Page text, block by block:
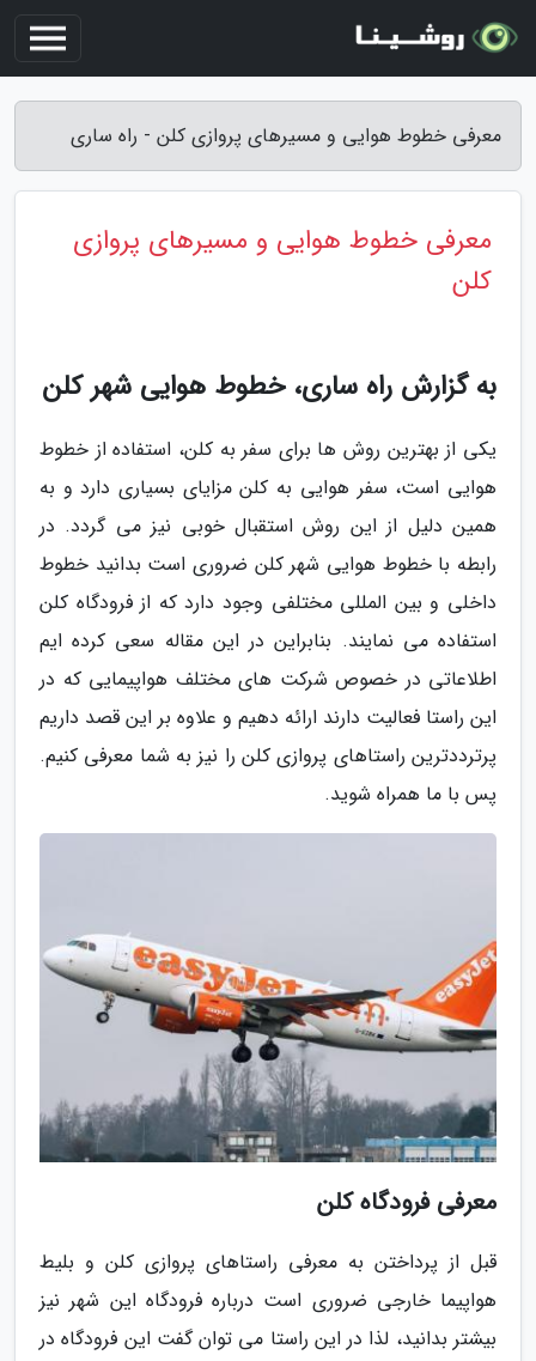
معرفی خطوط هوایی و مسیرهای پروازی کلن - راه ساری
معرفی خطوط هوایی و مسیرهای پروازی
کلن
به گزارش راه ساری، خطوط هوایی شهر کلن
یکی از بهترین روش ها برای سفر به کلن، استفاده از خطوط
هوایی است، سفر هوایی به کلن مزایای بسیاری دارد و به
همین دلیل از این روش استقبال خوبی نیز می گردد. در
رابطه با خطوط هوایی شهر کلن ضروری است بدانید خطوط
داخلی و بین المللی مختلفی وجود دارد که از فرودگاه کلن
استفاده می نمایند. بنابراین در این مقاله سعی کرده ایم
اطلاعاتی در خصوص شرکت های مختلف هواپیمایی که در
این راستا فعالیت دارند ارائه دهیم و علاوه بر این قصد داریم
پرترددترین راستاهای پروازی کلن را نیز به شما معرفی کنیم.
پس با ما همراه شوید.
معرفی فرودگاه کلن
قبل از پرداختن به معرفی راستاهای پروازی کلن و بلیط
هواپیما خارجی ضروری است درباره فرودگاه این شهر نیز
بیشتر بدانید، لذا در این راستا می توان گفت این فرودگاه در